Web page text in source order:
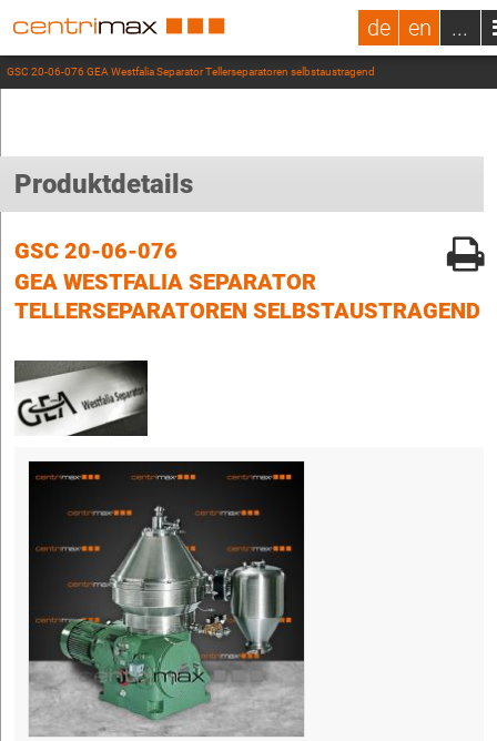
de en ...
GSC 20-06-076 GEA Westfalia Separator Tellerseparatoren selbstaustragend
Produktdetails
GSC 20-06-076
GEA WESTFALIA SEPARATOR
TELLERSEPARATOREN SELBSTAUSTRAGEND